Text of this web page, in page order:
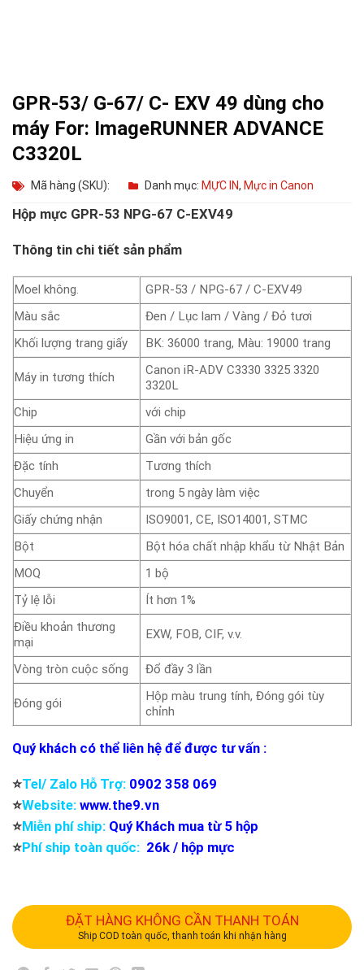
GPR-53/ G-67/ C- EXV 49 dùng cho
máy For: ImageRUNNER ADVANCE
C3320L
Mã hàng (SKU): Danh mục: MỰC IN, Mực in Canon
Hộp mực GPR-53 NPG-67 C-EXV49
Thông tin chi tiết sản phẩm
Moel không.
GPR-53 / NPG-67 / C-EXV49
Màu sắc
Đen / Lục lam / Vàng / Đỏ tươi
Khối lượng trang giấy
BK: 36000 trang, Màu: 19000 trang
Máy in tương thích
Canon iR-ADV C3330 3325 3320
3320L
Chip
với chip
Hiệu ứng in
Gần với bản gốc
Đặc tính
Tương thích
Chuyển
trong 5 ngày làm việc
Giấy chứng nhận
ISO9001, CE, ISO14001, STMC
Bột
Bột hóa chất nhập khẩu từ Nhật Bản
MOQ
1 bộ
Tỷ lệ lỗi
Ít hơn 1%
Điều khoản thương
mại
EXW, FOB, CIF, v.v.
Vòng tròn cuộc sống Đổ đầy 3 lần
Đóng gói
Hộp màu trung tính, Đóng gói tùy
chỉnh
Quý khách có thể liên hệ để được tư vấn :
⭐️Tel/ Zalo Hỗ Trợ: 0902 358 069
⭐️Website: www.the9.vn
⭐️Miễn phí ship: Quý Khách mua từ 5 hộp
⭐️Phí ship toàn quốc: 26k / hộp mực
ĐẶT HÀNG KHÔNG CẦN THANH TOÁN
Ship COD toàn quốc, thanh toán khi nhận hàng